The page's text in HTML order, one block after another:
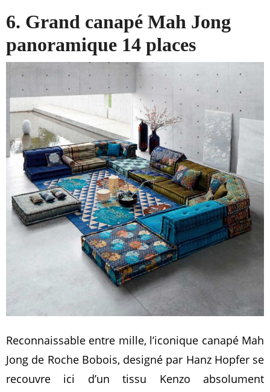
6. Grand canapé Mah Jong
panoramique 14 places
Reconnaissable entre mille, l’iconique canapé Mah
Jong de Roche Bobois, designé par Hanz Hopfer se
recouvre ici d’un tissu Kenzo absolument